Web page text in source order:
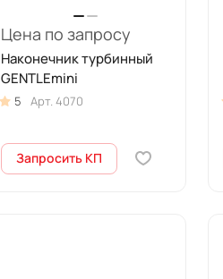
Цена по запросу
Наконечник турбинный
GENTLEmini
5 Арт. 4070
Запросить КП